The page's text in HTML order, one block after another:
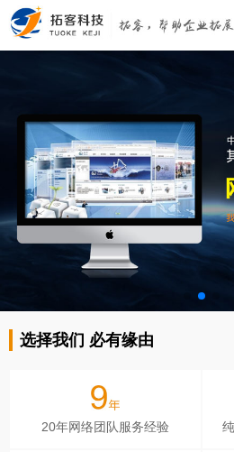
选择我们 必有缘由
20年网络团队服务经验